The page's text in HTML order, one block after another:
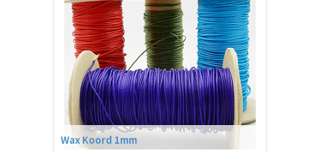
Wax Koord 1mm